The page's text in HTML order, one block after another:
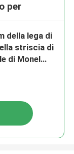
per
della lega di
striscia di
di Monel